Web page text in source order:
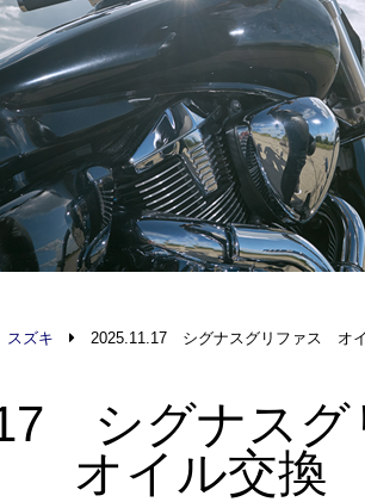
スズキ 2025.11.17 シグナスグリファス オ
シグナス
オイル交換